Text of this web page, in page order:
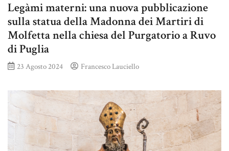
Legàmi materni: una nuova pubblicazione
sulla statua della Madonna dei Martiri di
Molfetta nella chiesa del Purgatorio a Ruvo
di Puglia
23 Agosto 2024 Francesco Lauciello